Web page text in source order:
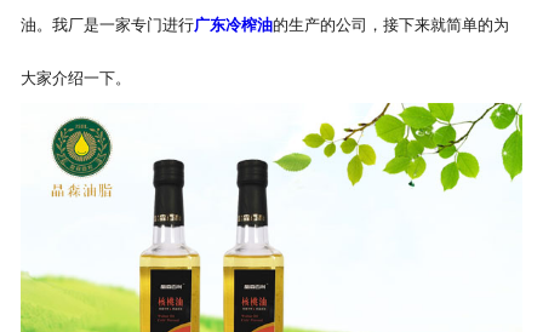
油。我厂是一家专门进行广东冷榨油的生产的公司，接下来就简单的为
大家介绍一下。